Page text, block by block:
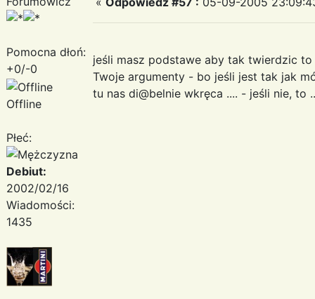
Pomocna dłoń:
+0/-0
Offline
Płeć:
Debiut:
2002/02/16
Wiadomości:
1435
jeśli masz podstawe aby tak twierdzic to
Twoje argumenty - bo jeśli jest tak jak
tu nas di@belnie wkręca .... - jeśli nie, to